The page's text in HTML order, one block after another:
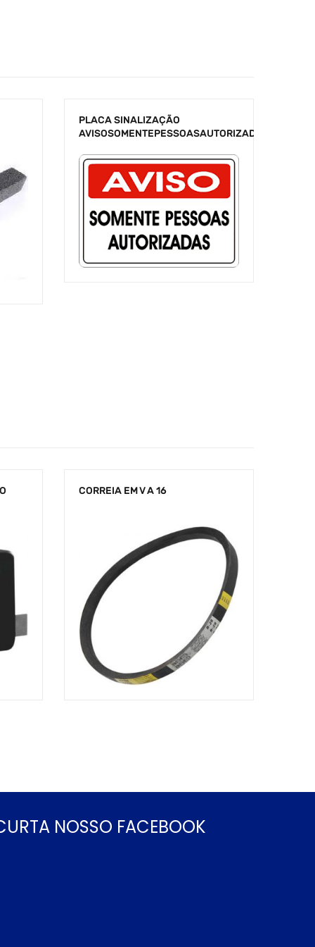
PLACA SINALIZAÇÃO
AVISOSOMENTEPESSOASAUTORIZADAS20X30
CORREIA EM V A 16
NOSSO FACEBOOK